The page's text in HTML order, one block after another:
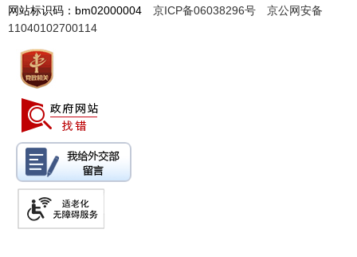
网站标识码：bm02000004 京ICP备06038296号
京公网安备
11040102700114